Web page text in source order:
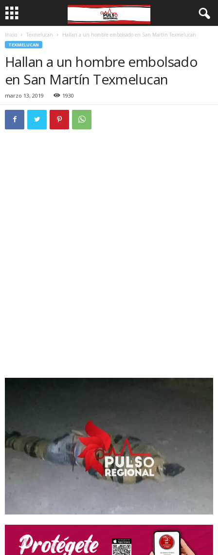
Inicio Texmelucan Hallan a un hombre embolsado en San Martín Texmelucan
TEXMELUCAN
Hallan a un hombre embolsado
en San Martín Texmelucan
marzo 13, 2019 1930